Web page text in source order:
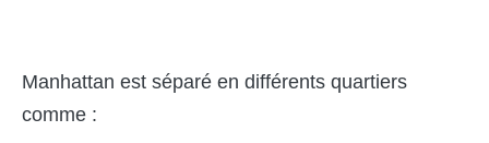
Manhattan est séparé en différents quartiers
comme :